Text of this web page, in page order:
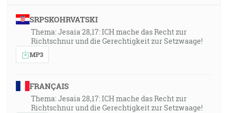
SRPSKOHRVATSKI
Thema: Jesaia 28,17: ICH mache das Recht zur
Richtschnur und die Gerechtigkeit zur Setzwaage!
MP3
FRANÇAIS
Thema: Jesaia 28,17: ICH mache das Recht zur
Richtschnur und die Gerechtigkeit zur Setzwaage!